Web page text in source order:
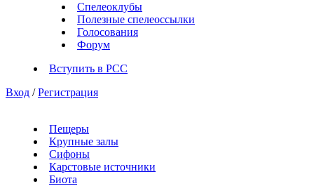
Спелеоклубы
Полезные спелеоссылки
Голосования
Форум
Вступить в РСС
Вход / Регистрация
Пещеры
Крупные залы
Сифоны
Карстовые источники
Биота